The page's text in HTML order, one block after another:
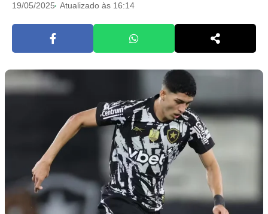
19/05/2025 Atualizado às 16:14